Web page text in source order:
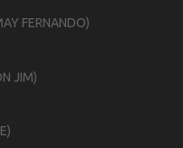
FERNANDO)
JIM)